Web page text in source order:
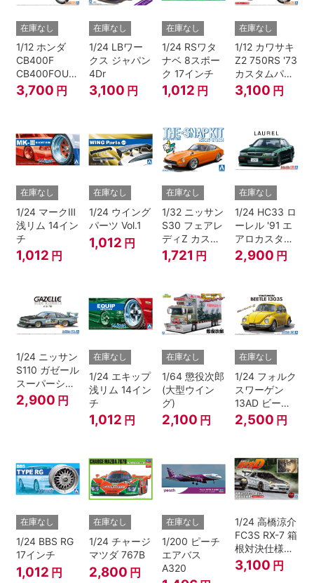
在庫なし
1/12 ホンダ
CB400F
CB400FOUR
'74
3,700 円
在庫なし
1/24 LBワー
クス ジャパン
4Dr
3,100 円
在庫なし
1/24 RSワタ
ナベ 8スポー
ク 17インチ
1,012 円
在庫なし
1/12 カワサキ
Z2 750RS '73
カスタムパー
ツ付き
3,100 円
在庫なし
1/24 マークⅢ
浅リム 14イン
チ
1,012 円
在庫なし
1/24 ウイング
パーツ Vol.1
1,012 円
在庫なし
1/32 ニッサン
S30 フェアレ
ディZ カスタ
ムホイール(オ
レンジ)
1,721 円
在庫なし
1/24 HC33 ロ
ーレル '91 エ
アロカスタム
（ニッサン）
2,900 円
1/24 ニッサン
S110 ガゼール
スーパーシル
エット '81
2,900 円
在庫なし
1/24 エキップ
浅リム 14イン
チ
1,012 円
在庫なし
1/64 懲役次郎
(大型ウイン
グ)
2,100 円
在庫なし
1/24 フォルク
スワーゲン
13AD ビート
ル 1303S '73
2,500 円
在庫なし
1/24 BBS RG
17インチ
1,012 円
在庫なし
1/24 チャージ
マツダ 767B
2,800 円
在庫なし
1/200 ピーチ
エアバス
A320
1/24 高橋涼介
FC3S RX-7 箱
根対決仕様
『頭文字D』
3,100 円